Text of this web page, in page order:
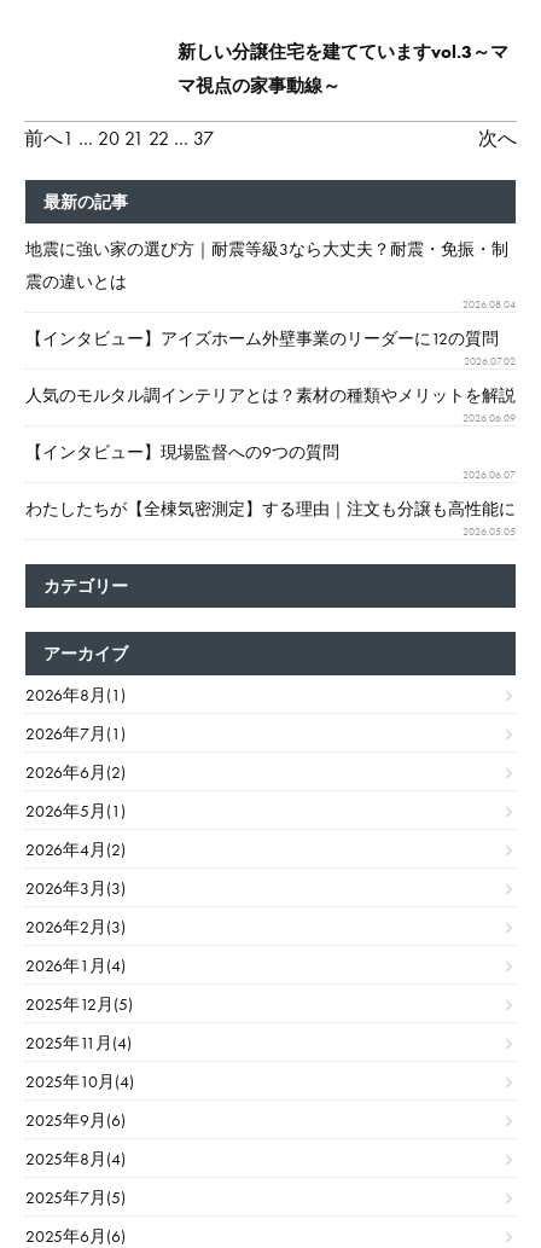
新しい分譲住宅を建てていますvol.3～マ
マ視点の家事動線～
投
稿
の
ペ
ー
ジ
送
り
前へ1 … 20 21 22 … 37 次へ
最新の記事
地震に強い家の選び方｜耐震等級3なら大丈夫？耐震・免振・制
震の違いとは
2026.08.04
【インタビュー】アイズホーム外壁事業のリーダーに12の質問
2026.07.02
人気のモルタル調インテリアとは？素材の種類やメリットを解説
2026.06.09
【インタビュー】現場監督への9つの質問
2026.06.07
わたしたちが【全棟気密測定】する理由｜注文も分譲も高性能に
2026.05.05
カテゴリー
アーカイブ
2026年8月(1)
2026年7月(1)
2026年6月(2)
2026年5月(1)
2026年4月(2)
2026年3月(3)
2026年2月(3)
2026年1月(4)
2025年12月(5)
2025年11月(4)
2025年10月(4)
2025年9月(6)
2025年8月(4)
2025年7月(5)
2025年6月(6)